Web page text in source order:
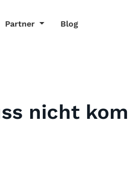
Partner Blog
nicht